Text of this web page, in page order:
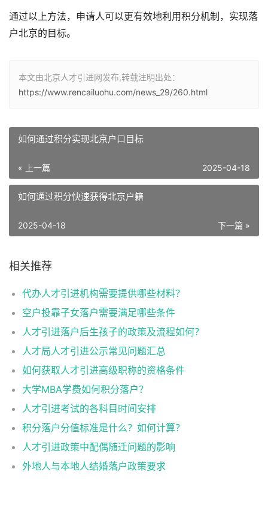
通过以上方法，申请人可以更有效地利用积分机制，实现落
户北京的目标。
本文由北京人才引进网发布,转载注明出处：
https://www.rencailuohu.com/news_29/260.html
如何通过积分实现北京户口目标
« 上一篇 2025-04-18
如何通过积分快速获得北京户籍
下一篇 »
2025-04-18
相关推荐
代办人才引进机构需要提供哪些材料？
空户投靠子女落户需要满足哪些条件
人才引进落户后生孩子的政策及流程如何？
人才局人才引进公示常见问题汇总
如何获取人才引进高级职称的资格条件
大学MBA学费如何积分落户？
人才引进考试的各科目时间安排
积分落户分值标准是什么？如何计算？
人才引进政策中配偶随迁问题的影响
外地人与本地人结婚落户政策要求